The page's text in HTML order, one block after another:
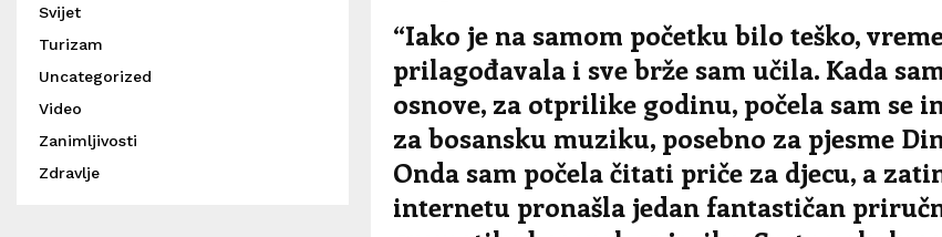
“Iako je na samom početku bilo teško,
prilagođavala i sve brže sam učila. Kada
osnove, za otprilike godinu, počela sam se
za bosansku muziku, posebno za pjesme
Onda sam počela čitati priče za djecu, a
internetu pronašla jedan fantastičan
Svijet
Turizam
Uncategorized
Video
Zanimljivosti
Zdravlje